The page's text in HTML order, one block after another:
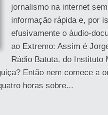
jornalismo na internet
informação rápida e, por
efusivamente o áudio-
ao Extremo: Assim é
Rádio Batuta, do Instituto
Então nem comece a
horas sobre...